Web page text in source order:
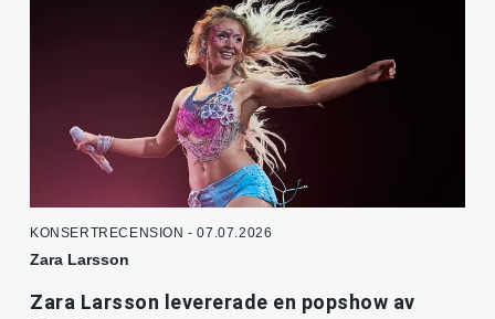
KONSERTRECENSION - 07.07.2026
Zara Larsson
Zara Larsson levererade en popshow av